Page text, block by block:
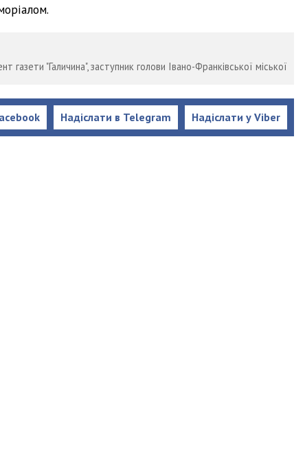
газети "Галичина", заступник голови Івано-Франківської міської
Надіслати у Viber
Надіслати в Telegram